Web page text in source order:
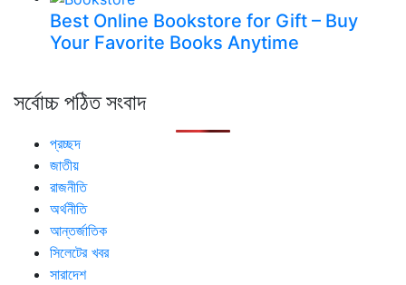
Best Online Bookstore for Gift – Buy
Your Favorite Books Anytime
সর্বোচ্চ পঠিত সংবাদ
প্রচ্ছদ
জাতীয়
রাজনীতি
অর্থনীতি
আন্তর্জাতিক
সিলেটের খবর
সারাদেশ